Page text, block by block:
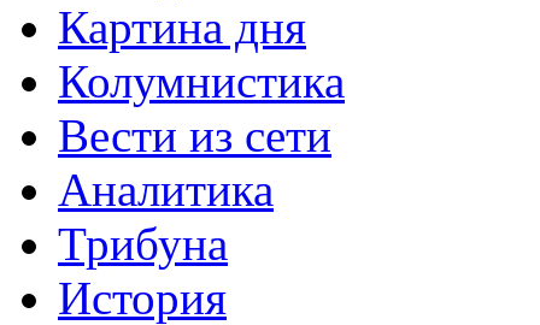
Картина дня
Колумнистика
Вести из сети
Аналитика
Трибуна
История